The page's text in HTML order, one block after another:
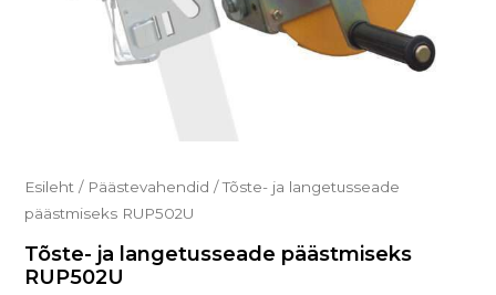
Esileht / Päästevahendid / Tõste- ja langetusseade
päästmiseks RUP502U
Tõste- ja langetusseade päästmiseks
RUP502U